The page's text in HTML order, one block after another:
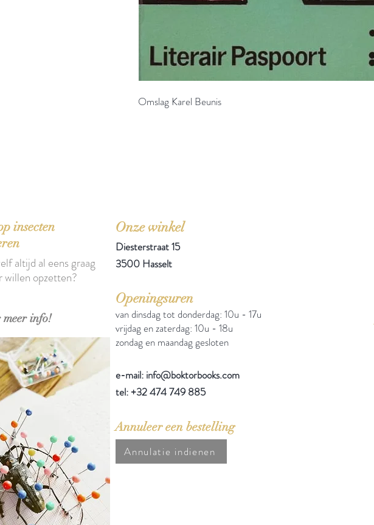
Omslag Karel Beunis
insecten
info!
altijd al eens graag
willen opzetten?
Onze winkel
Diesterstraat 15
3500 Hasselt
Openingsuren
van dinsdag tot donderdag: 10u - 17u
vrijdag en zaterdag: 10u - 18u
zondag en maandag gesloten
e-mail: info@boktorbooks.com
tel: +32 474 749 885
Annuleer een bestelling
Annulatie indienen